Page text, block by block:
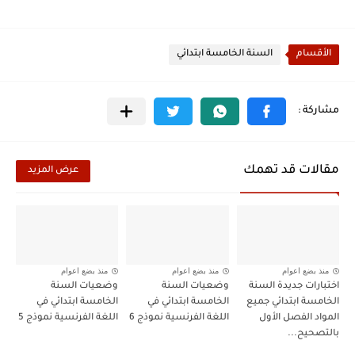
الأقسام السنة الخامسة ابتدائي
مقالات قد تهمك عرض المزيد
منذ بضع اعوام
اختبارات جديدة السنة
الخامسة ابتدائي جميع
المواد الفصل الأول
بالتصحيح...
منذ بضع اعوام
وضعيات السنة
الخامسة ابتدائي في
اللغة الفرنسية نموذج 6
منذ بضع اعوام
وضعيات السنة
الخامسة ابتدائي في
اللغة الفرنسية نموذج 5